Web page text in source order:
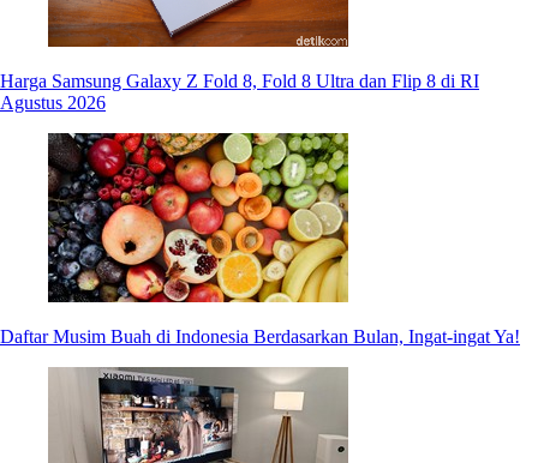
Harga Samsung Galaxy Z Fold 8, Fold 8 Ultra dan Flip 8 di RI
Agustus 2026
Daftar Musim Buah di Indonesia Berdasarkan Bulan, Ingat-ingat Ya!